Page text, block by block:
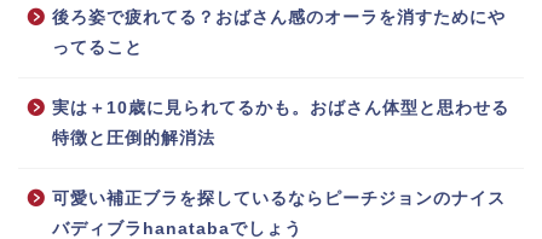
後ろ姿で疲れてる？おばさん感のオーラを消すためにや
ってること
実は＋10歳に見られてるかも。おばさん体型と思わせる
特徴と圧倒的解消法
可愛い補正ブラを探しているならピーチジョンのナイス
バディブラhanatabaでしょう